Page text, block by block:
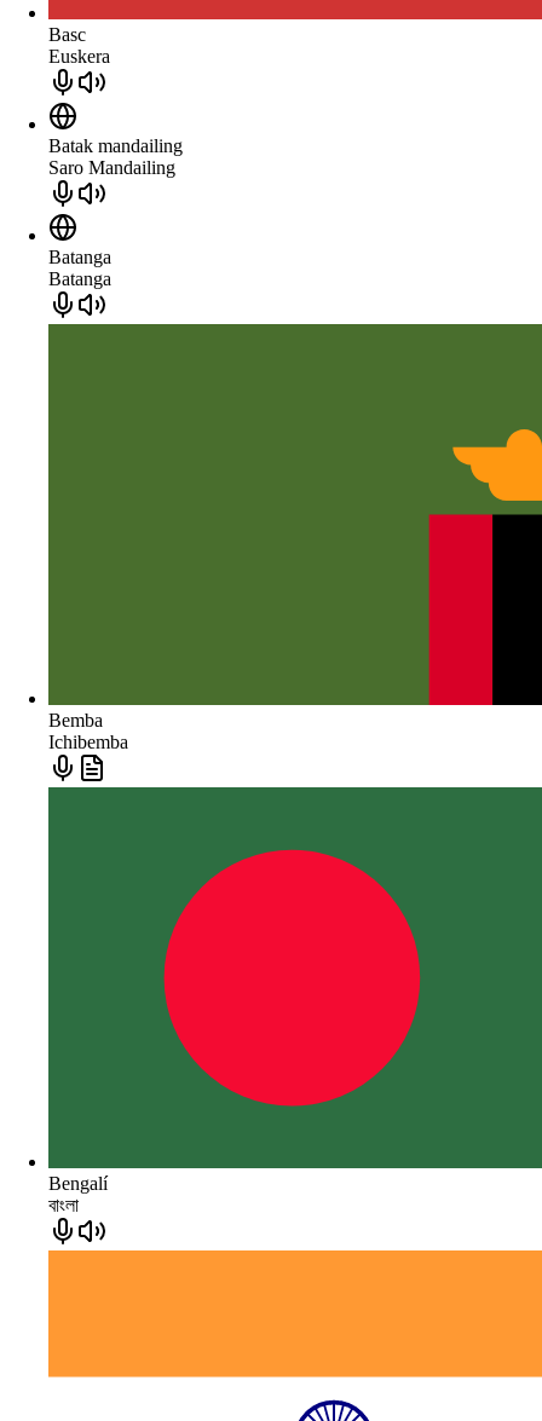
Basc
Euskera
Batak mandailing
Saro Mandailing
Batanga
Batanga
Bemba
Ichibemba
Bengalí
বাংলা